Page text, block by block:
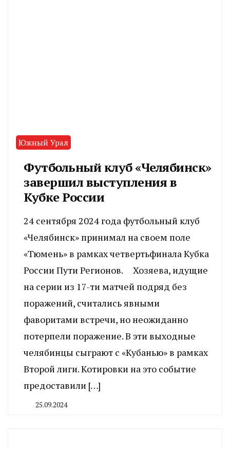
Южный Урал
Футбольный клуб «Челябинск»
завершил выступления в
Кубке России
24 сентября 2024 года футбольный клуб
«Челябинск» принимал на своем поле
«Тюмень» в рамках четвертьфинала Кубка
России Пути Регионов. Хозяева, идущие
на серии из 17-ти матчей подряд без
поражений, считались явными
фаворитами встречи, но неожиданно
потерпели поражение. В эти выходные
челябинцы сыграют с «Кубанью» в рамках
Второй лиги. Котировки на это событие
предоставили […]
25.09.2024